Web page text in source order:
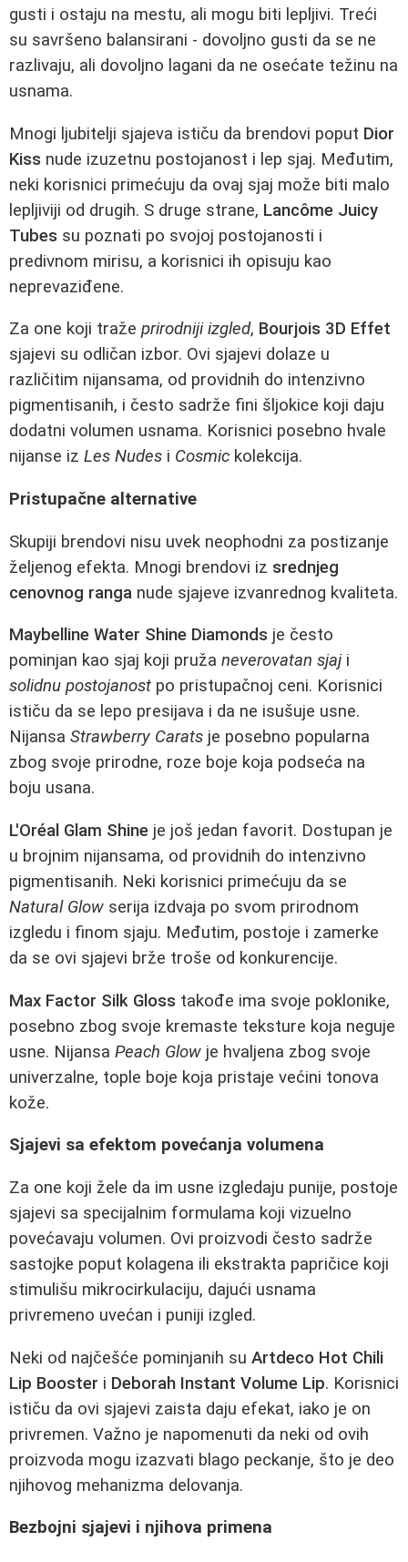
gusti i ostaju na mestu, ali mogu biti lepljivi. Treći
su savršeno balansirani - dovoljno gusti da se ne
razlivaju, ali dovoljno lagani da ne osećate težinu na
usnama.
Mnogi ljubitelji sjajeva ističu da brendovi poput Dior
Kiss nude izuzetnu postojanost i lep sjaj. Međutim,
neki korisnici primećuju da ovaj sjaj može biti malo
lepljiviji od drugih. S druge strane, Lancôme Juicy
Tubes su poznati po svojoj postojanosti i
predivnom mirisu, a korisnici ih opisuju kao
neprevaziđene.
Za one koji traže prirodniji izgled, Bourjois 3D Effet
sjajevi su odličan izbor. Ovi sjajevi dolaze u
različitim nijansama, od providnih do intenzivno
pigmentisanih, i često sadrže fini šljokice koji daju
dodatni volumen usnama. Korisnici posebno hvale
nijanse iz Les Nudes i Cosmic kolekcija.
Pristupačne alternative
Skupiji brendovi nisu uvek neophodni za postizanje
željenog efekta. Mnogi brendovi iz srednjeg
cenovnog ranga nude sjajeve izvanrednog kvaliteta.
Maybelline Water Shine Diamonds je često
pominjan kao sjaj koji pruža neverovatan sjaji
solidnu postojanost po pristupačnoj ceni. Korisnici
ističu da se lepo presijava i da ne isušuje usne.
Nijansa Strawberry Carats je posebno popularna
zbog svoje prirodne, roze boje koja podseća na
boju usana.
L'Oréal Glam Shine je još jedan favorit. Dostupan je
u brojnim nijansama, od providnih do intenzivno
pigmentisanih. Neki korisnici primećuju da se
Natural Glow serija izdvaja po svom prirodnom
izgledu i finom sjaju. Međutim, postoje i zamerke
da se ovi sjajevi brže troše od konkurencije.
Max Factor Silk Gloss takođe ima svoje poklonike,
posebno zbog svoje kremaste teksture koja neguje
usne. Nijansa Peach Glow je hvaljena zbog svoje
univerzalne, tople boje koja pristaje većini tonova
kože.
Sjajevi sa efektom povećanja volumena
Za one koji žele da im usne izgledaju punije, postoje
sjajevi sa specijalnim formulama koji vizuelno
povećavaju volumen. Ovi proizvodi često sadrže
sastojke poput kolagena ili ekstrakta papričice koji
stimulišu mikrocirkulaciju, dajući usnama
privremeno uvećan i puniji izgled.
Neki od najčešće pominjanih su Artdeco Hot Chili
Lip Booster i Deborah Instant Volume Lip. Korisnici
ističu da ovi sjajevi zaista daju efekat, iako je on
privremen. Važno je napomenuti da neki od ovih
proizvoda mogu izazvati blago peckanje, što je deo
njihovog mehanizma delovanja.
Bezbojni sjajevi i njihova primena